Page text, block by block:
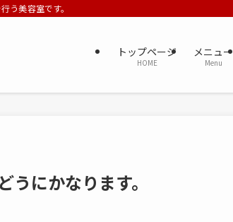
う美容室です。
トップページ
HOME
メニュー
Menu
にかなります。